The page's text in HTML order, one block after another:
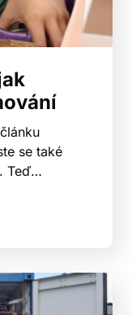
se také
Teď…